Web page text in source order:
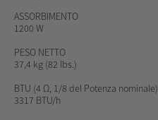
ASSORBIMENTO
1200 W
PESO NETTO
37,4 kg (82 lbs.)
BTU (4 Ω, 1/8 del Potenza nominale)
3317 BTU/h